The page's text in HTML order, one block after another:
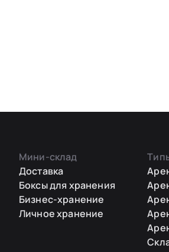
Мини-склад
Доставка
Боксы для хранения
Бизнес-хранение
Личное хранение